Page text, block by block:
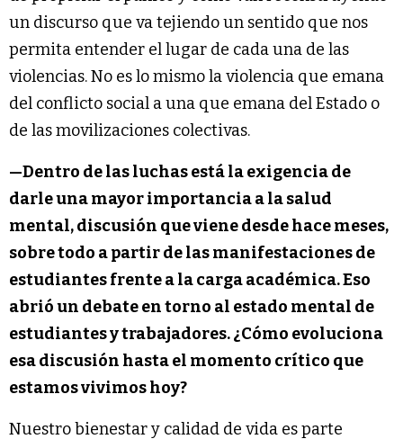
un discurso que va tejiendo un sentido que nos
permita entender el lugar de cada una de las
violencias. No es lo mismo la violencia que emana
del conflicto social a una que emana del Estado o
de las movilizaciones colectivas.
—Dentro de las luchas está la exigencia de
darle una mayor importancia a la salud
mental, discusión que viene desde hace meses,
sobre todo a partir de las manifestaciones de
estudiantes frente a la carga académica. Eso
abrió un debate en torno al estado mental de
estudiantes y trabajadores. ¿Cómo evoluciona
esa discusión hasta el momento crítico que
estamos vivimos hoy?
Nuestro bienestar y calidad de vida es parte